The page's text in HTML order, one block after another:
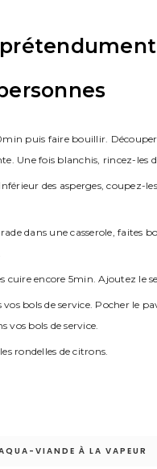
puis faire bouillir.
Une fois blanchis, rincez-les
des asperges, coupez-
dans une casserole,
encore 5min. Ajoutez le
bols de service. Pocher le
vos bols de service.
rondelles de citrons.
VIANDE À LA VAPEUR